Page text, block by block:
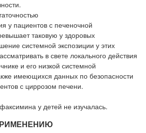
у пациентов с печеночной
таковую у здоровых
системной экспозиции у этих
в свете локального действия
и его низкой системной
имеющихся данных по безопасности
с циррозом печени.
у детей не изучалась.